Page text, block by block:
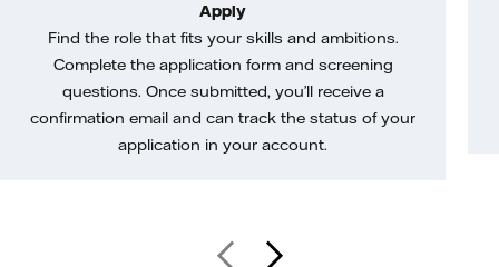
Apply
Find the role that fits your skills and ambitions.
Complete the application form and screening
questions. Once submitted, you’ll receive a
confirmation email and can track the status of your
application in your account.